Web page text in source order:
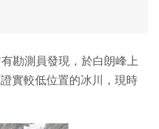
勘測員發現，於白朗峰上
實較低位置的冰川，現時